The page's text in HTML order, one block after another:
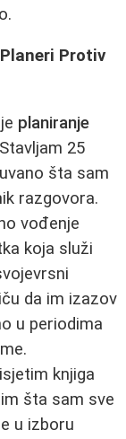
Protiv
planiranje
25
šta sam
razgovora.
vođenje
koja služi
da im izazov
u periodima
knjiga
šta sam sve
u izboru